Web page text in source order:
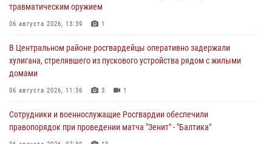
травматическим оружием
06 августа 2026, 13:39 1
В Центральном районе росгвардейцы оперативно задержали
хулигана, стрелявшего из пускового устройства рядом с жилыми
домами
06 августа 2026, 11:36 3 1
Сотрудники и военнослужащие Росгвардии обеспечили
правопорядок при проведении матча "Зенит" - "Балтика"